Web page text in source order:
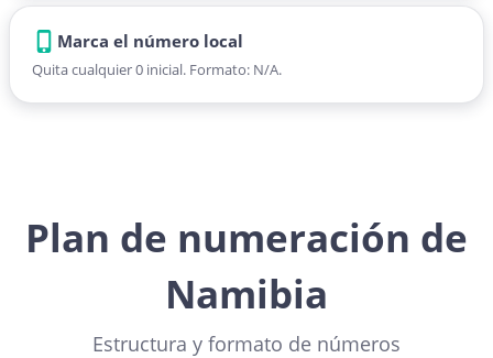
Marca el número local
Quita cualquier 0 inicial. Formato: N/A.
Plan de numeración de
Namibia
Estructura y formato de números